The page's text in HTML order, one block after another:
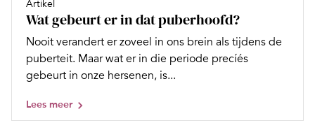
Artikel
Wat gebeurt er in dat puberhoofd?
Nooit verandert er zoveel in ons brein als tijdens de
puberteit. Maar wat er in die periode precíés
gebeurt in onze hersenen, is...
Lees meer